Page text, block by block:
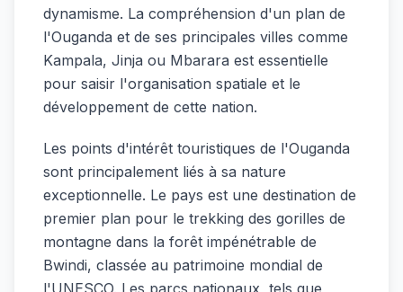
dynamisme. La compréhension d'un plan de
l'Ouganda et de ses principales villes comme
Kampala, Jinja ou Mbarara est essentielle
pour saisir l'organisation spatiale et le
développement de cette nation.
Les points d'intérêt touristiques de l'Ouganda
sont principalement liés à sa nature
exceptionnelle. Le pays est une destination de
premier plan pour le trekking des gorilles de
montagne dans la forêt impénétrable de
Bwindi, classée au patrimoine mondial de
l'UNESCO. Les parcs nationaux, tels que